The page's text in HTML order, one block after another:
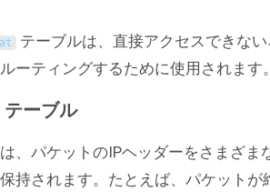
テーブルは、直接アクセスできな
ーティングするために使用されます
ーブル
、パケットのIPヘッダーをさまざま
持されます。たとえば、パケットが